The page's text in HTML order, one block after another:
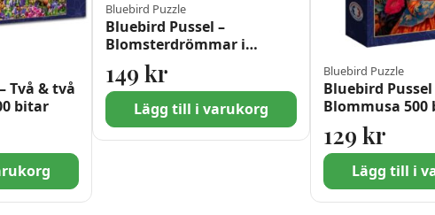
Två & två
bitar
Bluebird Puzzle
Bluebird Pussel –
Blomsterdrömmar i
växthuset 500 Bitar
149 kr
Lägg till i varukorg
Bluebird Puzzle
Bluebird Pussel
Blommusa 500
129kr
Lägg till i